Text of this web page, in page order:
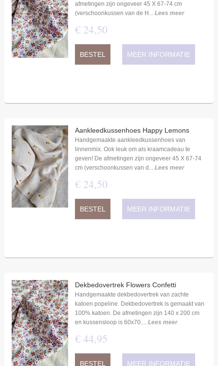
afmetingen zijn ongeveer 45 X 67-74 cm
(verschoonkussen van de H... Lees meer
€ 24,50
BESTEL MEER INFORMATIE
Aankleedkussenhoes Happy Lemons
Handgemaakte aankleedkussenhoes van
linnenmix. Ook leuk om als kraamcadeau te
geven! De afmetingen zijn ongeveer 45 X 67-74
cm (verschoonkussen van d... Lees meer
€ 24,50
BESTEL MEER INFORMATIE
Dekbedovertrek Flowers Confetti
Handgemaakte dekbedovertrek van zachte
katoen popeline. Dekbedovertrek is gemaakt van
100% katoen. De afmetingen zijn 140 x 200 cm
en kussensloop is 60x70.... Lees meer
€ 44,95
BESTEL MEER INFORMATIE